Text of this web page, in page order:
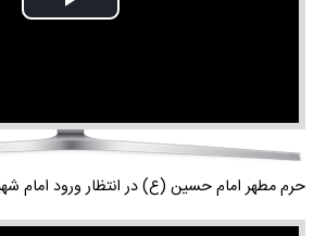
Play
حرم مطهر امام حسین (ع) در انتظار ورود امام